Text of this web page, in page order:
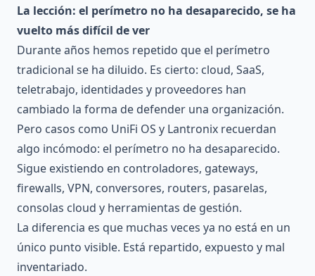
La lección: el perímetro no ha desaparecido, se ha
vuelto más difícil de ver
Durante años hemos repetido que el perímetro
tradicional se ha diluido. Es cierto: cloud, SaaS,
teletrabajo, identidades y proveedores han
cambiado la forma de defender una organización.
Pero casos como UniFi OS y Lantronix recuerdan
algo incómodo: el perímetro no ha desaparecido.
Sigue existiendo en controladores, gateways,
firewalls, VPN, conversores, routers, pasarelas,
consolas cloud y herramientas de gestión.
La diferencia es que muchas veces ya no está en un
único punto visible. Está repartido, expuesto y mal
inventariado.